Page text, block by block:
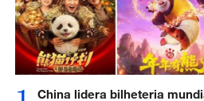
China lidera bilheteria